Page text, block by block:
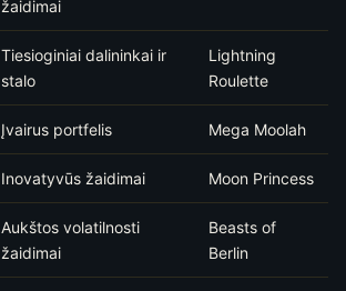
žaidimai
Tiesioginiai dalininkai ir
stalo
Lightning
Roulette
Įvairus portfelis Mega Moolah
Inovatyvūs žaidimai Moon Princess
Aukštos volatilnosti
žaidimai
Beasts of
Berlin